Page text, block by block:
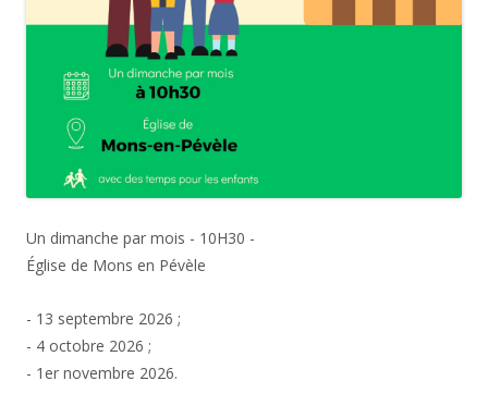
Un dimanche par mois - 10H30 -
Église de Mons en Pévèle
- 13 septembre 2026 ;
- 4 octobre 2026 ;
- 1er novembre 2026.